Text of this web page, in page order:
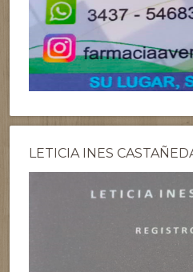
LETICIA INES